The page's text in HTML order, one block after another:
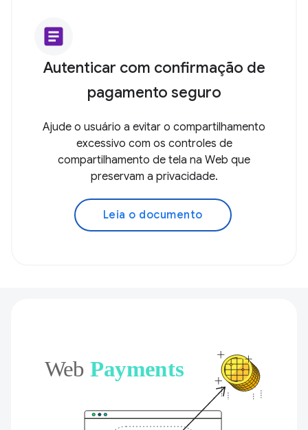
article
Autenticar com confirmação de
pagamento seguro
Ajude o usuário a evitar o compartilhamento
excessivo com os controles de
compartilhamento de tela na Web que
preservam a privacidade.
Leia o documento